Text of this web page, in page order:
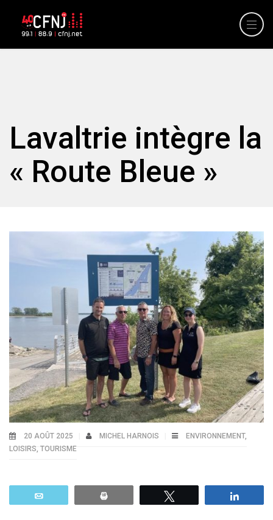
Lavaltrie intègre la
« Route Bleue »
20 AOÛT 2025 MICHEL HARNOIS ENVIRONNEMENT,
LOISIRS TOURISME